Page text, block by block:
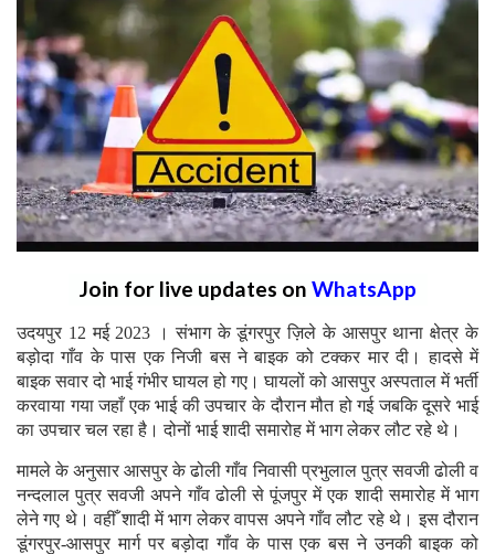
Join for live updates on WhatsApp
उदयपुर 12 मई 2023 । संभाग के डूंगरपुर ज़िले के आसपुर थाना क्षेत्र के
बड़ोदा गाँव के पास एक निजी बस ने बाइक को टक्कर मार दी। हादसे में
बाइक सवार दो भाई गंभीर घायल हो गए। घायलों को आसपुर अस्पताल में भर्ती
करवाया गया जहाँ एक भाई की उपचार के दौरान मौत हो गई जबकि दूसरे भाई
का उपचार चल रहा है। दोनों भाई शादी समारोह में भाग लेकर लौट रहे थे।
मामले के अनुसार आसपुर के ढोली गाँव निवासी प्रभुलाल पुत्र सवजी ढोली व
नन्दलाल पुत्र सवजी अपने गाँव ढोली से पूंजपुर में एक शादी समारोह में भाग
लेने गए थे। वहीँ शादी में भाग लेकर वापस अपने गाँव लौट रहे थे। इस दौरान
डूंगरपुर-आसपुर मार्ग पर बड़ोदा गाँव के पास एक बस ने उनकी बाइक को